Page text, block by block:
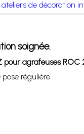
de décoration
soignée.
pour agrafeuses ROC
régulière.